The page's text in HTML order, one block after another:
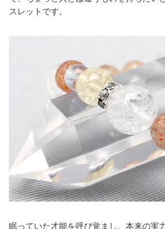
スレットです。
眠っていた才能を呼び覚まし、本来の実